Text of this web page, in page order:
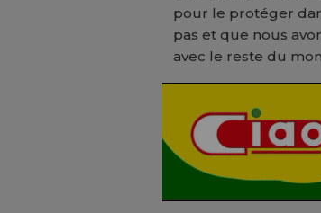
pour le protéger
pas et que nous
avec le reste du